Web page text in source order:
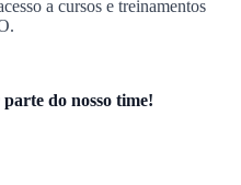
a cursos e treinamentos
do nosso time!